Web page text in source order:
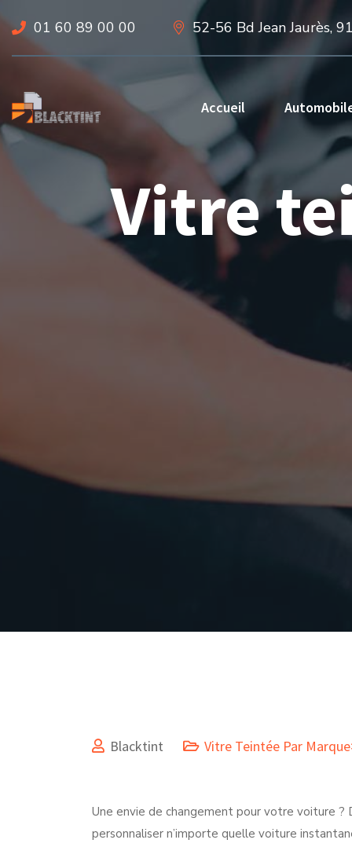
01 60 89 00 00 52-56 Bd Jean Jaurès,
Accueil
Vitre
Blacktint Vitre Teintée Par
Une envie de changement pour votre voiture
personnaliser n’importe quelle voiture